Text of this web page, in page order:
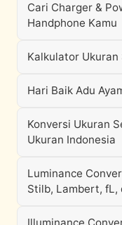
Cari Charger &
Handphone Kamu
Kalkulator Ukuran
Hari Baik Adu
Konversi Ukuran
Ukuran Indonesia
Luminance
Stilb, Lambert, fL,